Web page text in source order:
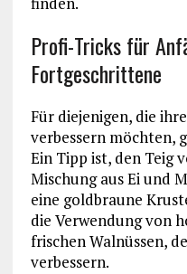
Profi-Tricks für
Fortgeschrittene
Für diejenigen, die
verbessern möchten,
Ein Tipp ist, den Teig
Mischung aus Ei und
eine goldbraune
die Verwendung von
frischen Walnüssen,
verbessern.